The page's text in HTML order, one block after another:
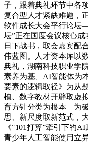
子，跟着典礼环节中各
复合型人才紧缺难题，
软件成长大会平行论坛
坛”正在国度会议核心成
日下战书，取会嘉宾配
伟蓝图。人才资本库以
典礼，湖南科技职业学
素养为基、AI智能体为
要素的逻辑取径》为从
植、数字教材开辟取虚
育方针分类为根本，为
思、新尺度取新范式，
《“101打算”牵引下的
青少年人工智能使用立